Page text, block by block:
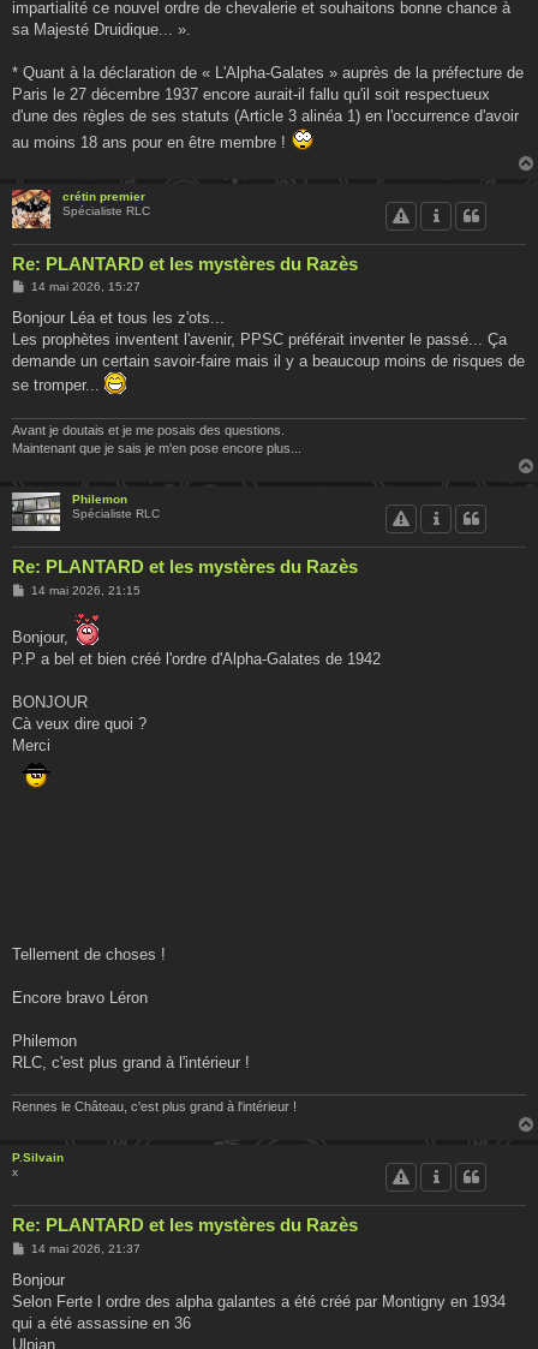
impartialité ce nouvel ordre de chevalerie et souhaitons bonne chance à
sa Majesté Druidique... ».
* Quant à la déclaration de « L'Alpha-Galates » auprès de la préfecture de
Paris le 27 décembre 1937 encore aurait-il fallu qu'il soit respectueux
d'une des règles de ses statuts (Article 3 alinéa 1) en l'occurrence d'avoir
au moins 18 ans pour en être membre !
crétin premier
Spécialiste RLC
Re: PLANTARD et les mystères du Razès
M
s
a
g
14 mai 2026, 15:27
Bonjour Léa et tous les z'ots...
Les prophètes inventent l'avenir, PPSC préférait inventer le passé... Ça
demande un certain savoir-faire mais il y a beaucoup moins de risques de
se tromper...
Avant je doutais et je me posais des questions.
Maintenant que je sais je m'en pose encore plus...
Philemon
Spécialiste RLC
Re: PLANTARD et les mystères du Razès
M
s
a
g
14 mai 2026, 21:15
Bonjour,
P.P a bel et bien créé l'ordre d'Alpha-Galates de 1942
BONJOUR
Cà veux dire quoi ?
Merci
Tellement de choses !
Encore bravo Léron
Philemon
RLC, c'est plus grand à l'intérieur !
Rennes le Château, c'est plus grand à l'intérieur !
P.Silvain
x
Re: PLANTARD et les mystères du Razès
M
s
a
g
14 mai 2026, 21:37
Bonjour
Selon Ferte l ordre des alpha galantes a été créé par Montigny en 1934
qui a été assassine en 36
Ulpian